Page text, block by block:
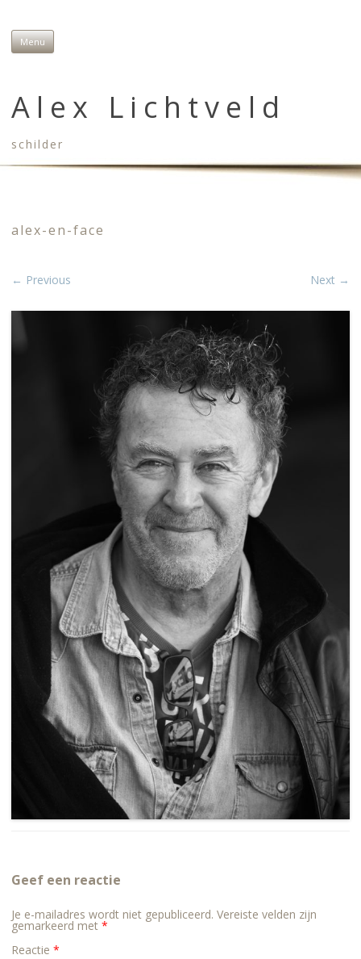
Menu
Alex Lichtveld
schilder
alex-en-face
← Previous Next →
Geef een reactie
Je e-mailadres wordt niet gepubliceerd. Vereiste velden zijn
gemarkeerd met *
Reactie *